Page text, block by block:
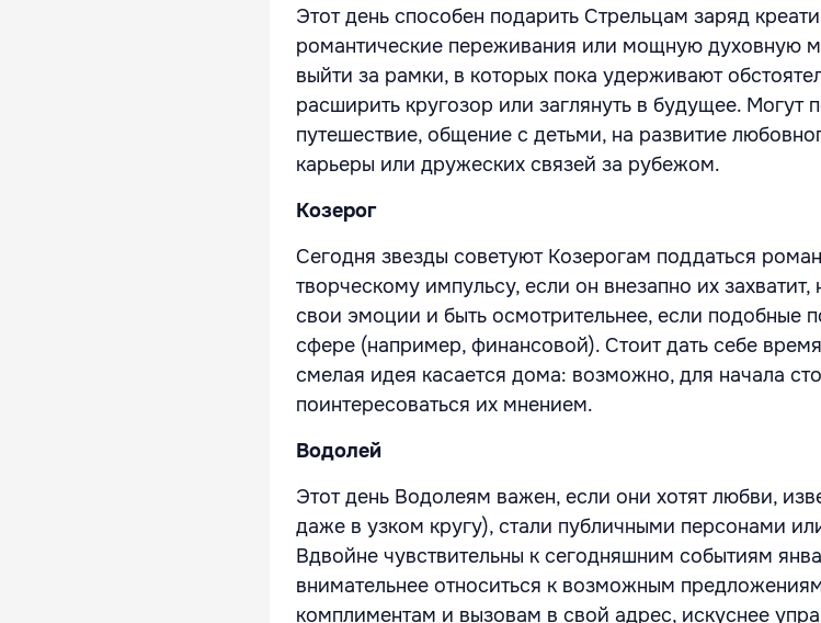
Этот день способен подарить Стрельцам заряд
романтические переживания или мощную духовную
выйти за рамки, в которых пока удерживают
расширить кругозор или заглянуть в будущее. Могут
путешествие, общение с детьми, на развитие
карьеры или дружеских связей за рубежом.
Козерог
Сегодня звезды советуют Козерогам поддаться
творческому импульсу, если он внезапно их
свои эмоции и быть осмотрительнее, если подобные
сфере (например, финансовой). Стоит дать себе
смелая идея касается дома: возможно, для начала
поинтересоваться их мнением.
Водолей
Этот день Водолеям важен, если они хотят любви,
даже в узком кругу), стали публичными персонами
Вдвойне чувствительны к сегодняшним событиям
внимательнее относиться к возможным
комплиментам и вызовам в свой адрес, искуснее